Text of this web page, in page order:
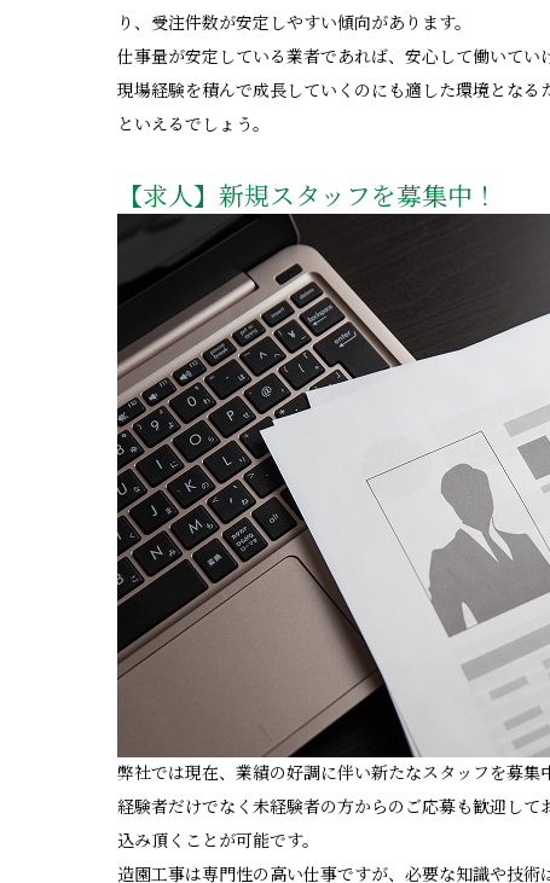
り、受注件数が安定しやすい傾向があります。
仕事量が安定している業者であれば、安心して働いてい
現場経験を積んで成長していくのにも適した環境とな
といえるでしょう。
【求人】新規スタッフを募集中！
弊社では現在、業績の好調に伴い新たなスタッフを募集
経験者だけでなく未経験者の方からのご応募も歓迎し
込み頂くことが可能です。
造園工事は専門性の高い仕事ですが、必要な知識や技